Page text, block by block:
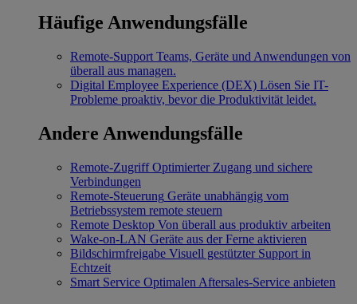
Häufige Anwendungsfälle
Remote-Support Teams, Geräte und Anwendungen von
überall aus managen.
Digital Employee Experience (DEX) Lösen Sie IT-
Probleme proaktiv, bevor die Produktivität leidet.
Andere Anwendungsfälle
Remote-Zugriff Optimierter Zugang und sichere
Verbindungen
Remote-Steuerung Geräte unabhängig vom
Betriebssystem remote steuern
Remote Desktop Von überall aus produktiv arbeiten
Wake-on-LAN Geräte aus der Ferne aktivieren
Bildschirmfreigabe Visuell gestützter Support in
Echtzeit
Smart Service Optimalen Aftersales-Service anbieten